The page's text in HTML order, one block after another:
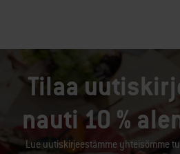
Tilaa
nauti 10 %
Lue uutiskirjeestämme yhteisömme